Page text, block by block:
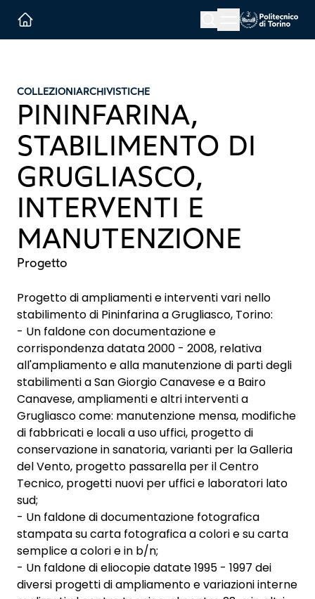
Menu button
COLLEZIONIARCHIVISTICHE
PININFARINA,
STABILIMENTO DI
GRUGLIASCO,
INTERVENTI E
MANUTENZIONE
Progetto
Progetto di ampliamenti e interventi vari nello
stabilimento di Pininfarina a Grugliasco, Torino:
- Un faldone con documentazione e
corrispondenza datata 2000 - 2008, relativa
all'ampliamento e alla manutenzione di parti degli
stabilimenti a San Giorgio Canavese e a Bairo
Canavese, ampliamenti e altri interventi a
Grugliasco come: manutenzione mensa, modifiche
di fabbricati e locali a uso uffici, progetto di
conservazione in sanatoria, varianti per la Galleria
del Vento, progetto passarella per il Centro
Tecnico, progetti nuovi per uffici e laboratori lato
sud;
- Un faldone di documentazione fotografica
stampata su carta fotografica a colori e su carta
semplice a colori e in b/n;
- Un faldone di eliocopie datate 1995 - 1997 dei
diversi progetti di ampliamento e variazioni interne